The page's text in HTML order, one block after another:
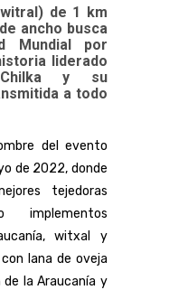
de 1 km
ancho busca
Mundial por
liderado
y su
a todo
del evento
de 2022, donde
tejedoras
implementos
witxal y
lana de oveja
la Araucanía y